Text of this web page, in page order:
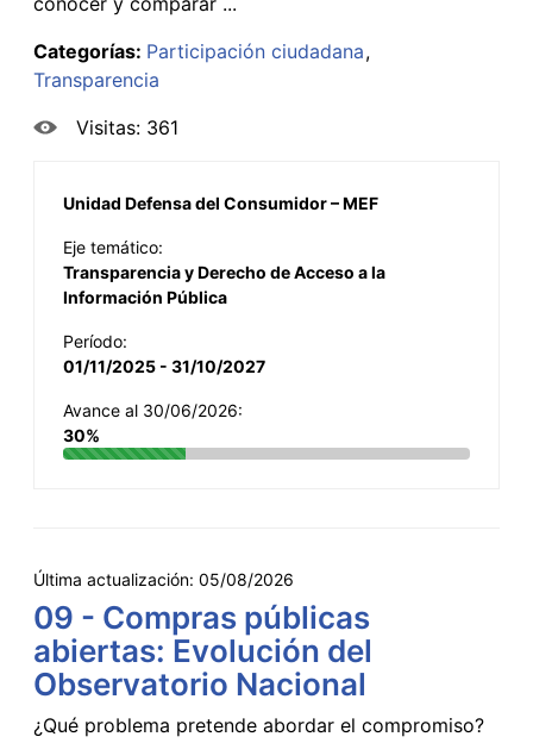
Categorías: Participación ciudadana
Transparencia
Visitas: 361
Unidad Defensa del Consumidor – MEF
Eje temático:
Transparencia y Derecho de Acceso a la
Información Pública
Período:
01/11/2025 - 31/10/2027
Avance al 30/06/2026:
30%
Última actualización: 05/08/2026
09 - Compras públicas
abiertas: Evolución del
Observatorio Nacional
¿Qué problema pretende abordar el compromiso?